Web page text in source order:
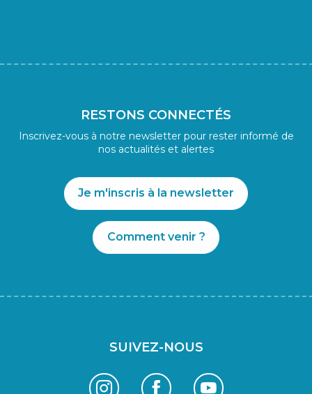
RESTONS CONNECTÉS
Inscrivez-vous à notre newsletter pour rester informé de
nos actualités et alertes
Je m'inscris à la newsletter
Comment venir ?
SUIVEZ-NOUS